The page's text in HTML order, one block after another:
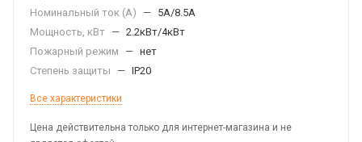
Номинальный ток (А)
— 5A/8.5A
Мощность, кВт — 2.2кВт/4кВт
Пожарный режим
— нет
Степень защиты
— IP20
Все характеристики
Цена действительна только для интернет-магазина и не